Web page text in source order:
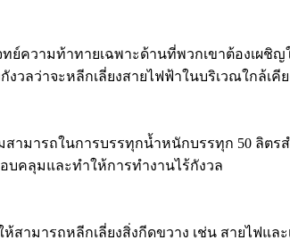
ความท้าทายเฉพาะด้านที่พวกเขาต้องเผชิ
วลว่าจะหลีกเลี่ยงสายไฟฟ้าในบริเวณใกล้เคี
ามารถในการบรรทุกน้ำหนักบรรทุก 50 ลิต
คลุมและทำให้การทำงานไร้กังวล
ามารถหลีกเลี่ยงสิ่งกีดขวาง เช่น สายไฟแ